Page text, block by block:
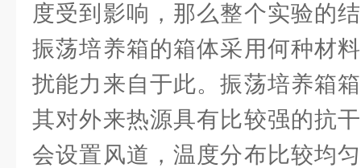
度受到影响，那么整个实验的
振荡培养箱的箱体采用何种材
扰能力来自于此。振荡培养箱
其对外来热源具有比较强的抗
会设置风道，温度分布比较均